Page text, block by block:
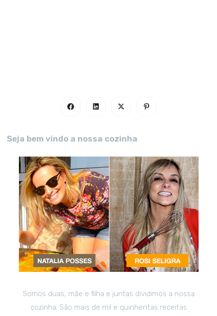
Seja bem vindo a nossa cozinha
Somos duas, mãe e filha e juntas dividimos a nossa
cozinha. São mais de mil e quinhentas receitas